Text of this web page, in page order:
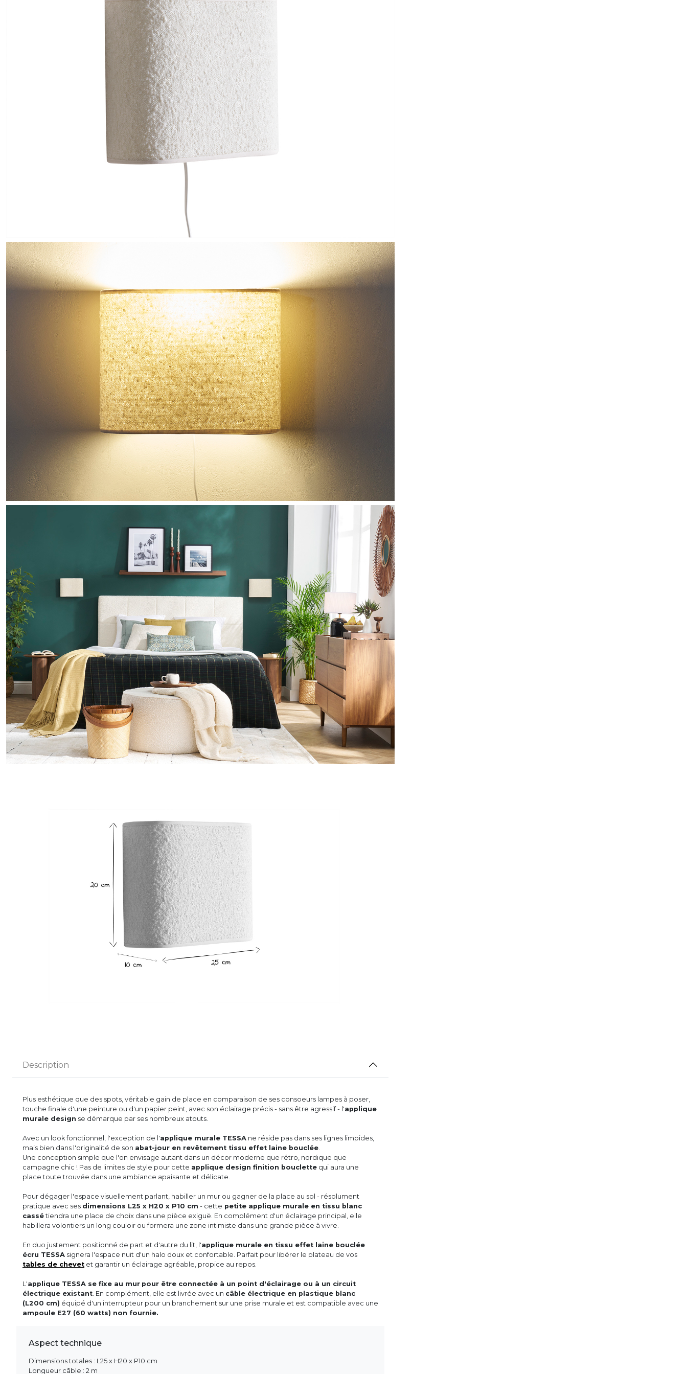
Description
Plus esthétique que des spots, véritable gain de place en comparaison de ses consoeurs lampes à poser,
touche finale d'une peinture ou d'un papier peint, avec son éclairage précis - sans être agressif - l'applique
murale design se démarque par ses nombreux atouts.
Avec un look fonctionnel, l'exception de l'applique murale TESSA ne réside pas dans ses lignes limpides,
mais bien dans l'originalité de son abat-jour en revêtement tissu effet laine bouclée.
Une conception simple que l'on envisage autant dans un décor moderne que rétro, nordique que
campagne chic ! Pas de limites de style pour cette applique design finition bouclette qui aura une
place toute trouvée dans une ambiance apaisante et délicate.
Pour dégager l'espace visuellement parlant, habiller un mur ou gagner de la place au sol - résolument
pratique avec ses dimensions L25 x H20 x P10 cm - cette petite applique murale en tissu blanc
cassétiendra une place de choix dans une pièce exiguë. En complément d'un éclairage principal, elle
habillera volontiers un long couloir ou formera une zone intimiste dans une grande pièce à vivre.
En duo justement positionné de part et d'autre du lit, l'applique murale en tissu effet laine bouclée
écru TESSA signera l'espace nuit d'un halo doux et confortable. Parfait pour libérer le plateau de vos
tables de chevet et garantir un éclairage agréable, propice au repos.
L'applique TESSA se fixe au mur pour être connectée à un point d'éclairage ou à un circuit
électrique existant. En complément, elle est livrée avec un câble électrique en plastique blanc
(L200 cm) équipé d'un interrupteur pour un branchement sur une prise murale et est compatible avec une
ampoule E27 (60 watts) non fournie.
Aspect technique
Dimensions totales : L25 x H20 x P10 cm
Longueur câble : 2 m